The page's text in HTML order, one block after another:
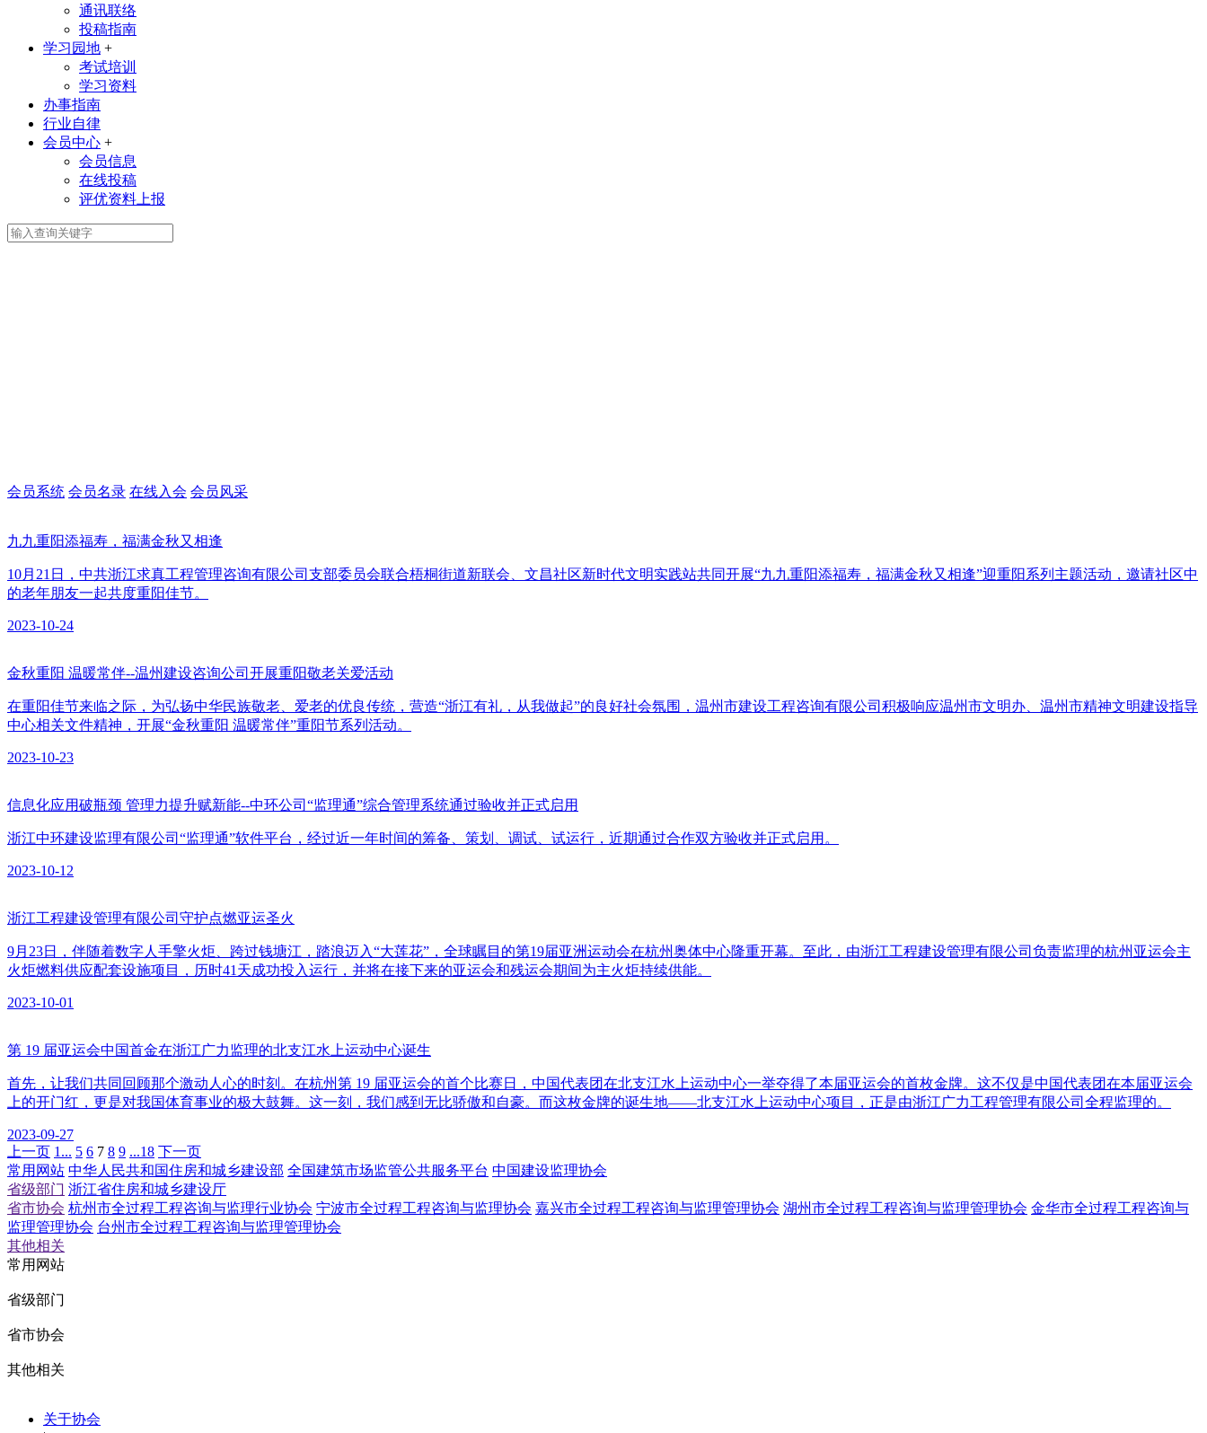
通讯联络
投稿指南
学习园地 +
考试培训
学习资料
办事指南
行业自律
会员中心 +
会员信息
在线投稿
评优资料上报
会员系统 会员名录 在线入会 会员风采
九九重阳添福寿，福满金秋又相逢
10月21日，中共浙江求真工程管理咨询有限公司支部委员会联合梧桐街道新联会、文昌社区新时代文明实践站共同开展“九九重阳添福寿，福满金秋又相逢”迎重阳系列主题活动，邀请社区中
的老年朋友一起共度重阳佳节。
2023-10-24
金秋重阳 温暖常伴--温州建设咨询公司开展重阳敬老关爱活动
在重阳佳节来临之际，为弘扬中华民族敬老、爱老的优良传统，营造“浙江有礼，从我做起”的良好社会氛围，温州市建设工程咨询有限公司积极响应温州市文明办、温州市精神文明建设指导
中心相关文件精神，开展“金秋重阳 温暖常伴”重阳节系列活动。
2023-10-23
信息化应用破瓶颈 管理力提升赋新能--中环公司“监理通”综合管理系统通过验收并正式启用
浙江中环建设监理有限公司“监理通”软件平台，经过近一年时间的筹备、策划、调试、试运行，近期通过合作双方验收并正式启用。
2023-10-12
浙江工程建设管理有限公司守护点燃亚运圣火
9月23日，伴随着数字人手擎火炬、跨过钱塘江，踏浪迈入“大莲花”，全球瞩目的第19届亚洲运动会在杭州奥体中心隆重开幕。至此，由浙江工程建设管理有限公司负责监理的杭州亚运会主
火炬燃料供应配套设施项目，历时41天成功投入运行，并将在接下来的亚运会和残运会期间为主火炬持续供能。
2023-10-01
第 19 届亚运会中国首金在浙江广力监理的北支江水上运动中心诞生
首先，让我们共同回顾那个激动人心的时刻。在杭州第 19 届亚运会的首个比赛日，中国代表团在北支江水上运动中心一举夺得了本届亚运会的首枚金牌。这不仅是中国代表团在本届亚运会
上的开门红，更是对我国体育事业的极大鼓舞。这一刻，我们感到无比骄傲和自豪。而这枚金牌的诞生地——北支江水上运动中心项目，正是由浙江广力工程管理有限公司全程监理的。
2023-09-27
上一页 1... 5 6 7 8 9 ...18 下一页
常用网站 中华人民共和国住房和城乡建设部 全国建筑市场监管公共服务平台 中国建设监理协会
省级部门 浙江省住房和城乡建设厅
省市协会 杭州市全过程工程咨询与监理行业协会 宁波市全过程工程咨询与监理协会 嘉兴市全过程工程咨询与监理管理协会 湖州市全过程工程咨询与监理管理协会 金华市全过程工程咨询与
监理管理协会 台州市全过程工程咨询与监理管理协会
其他相关
常用网站
省级部门
省市协会
其他相关
关于协会